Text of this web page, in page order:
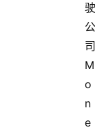
驶
公
司
M
o
n
e